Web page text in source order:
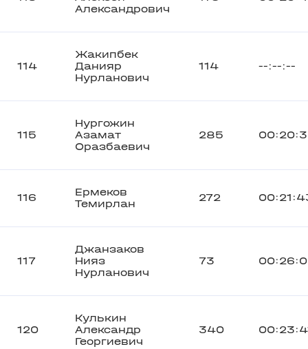
Александрович
114
Жакипбек
Данияр
Нурланович
114 --:--:--
115
Нургожин
Азамат
Оразбаевич
285
116
Ермеков
Темирлан
272
117
Джанзаков
Нияз
Нурланович
73
120
Кулькин
Александр
Георгиевич
340